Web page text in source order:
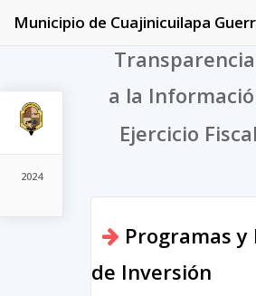
2024
Municipio de Cuajinicuilapa
a la
Ejercicio
Programas y
de Inversión